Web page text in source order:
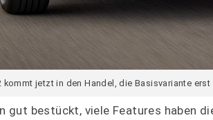
kommt jetzt in den Handel, die Basisvariante
gut bestückt, viele Features haben